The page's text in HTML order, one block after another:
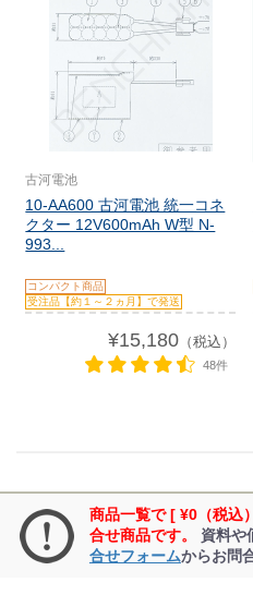
古河電池
10-AA600 古河電池 統一コネ
クター 12V600mAh W型 N-
993...
コンパクト商品
受注品【約１～２ヵ月】で発送
¥15,180（税込）
48件
商品一覧で [ ¥0（税込
合せ商品です。
資料や
合せフォームからお問